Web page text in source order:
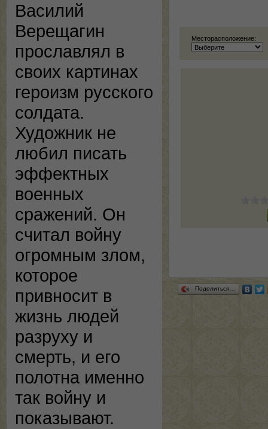
Василий
Верещагин
прославлял в
своих картинах
героизм русского
солдата.
Художник не
любил писать
эффектных
военных
сражений. Он
считал войну
огромным злом,
которое
привносит в
жизнь людей
разруху и
смерть, и его
полотна именно
так войну и
показывают.
Месторасположение:
Поделиться…